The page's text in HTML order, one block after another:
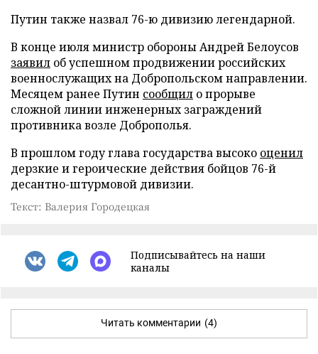
Путин также назвал 76-ю дивизию легендарной.
В конце июля министр обороны Андрей Белоусов
заявил об успешном продвижении российских
военнослужащих на Добропольском направлении.
Месяцем ранее Путин сообщил о прорыве
сложной линии инженерных заграждений
противника возле Доброполья.
В прошлом году глава государства высоко оценил
дерзкие и героические действия бойцов 76-й
десантно-штурмовой дивизии.
Текст: Валерия Городецкая
Подписывайтесь на наши
каналы
Читать комментарии (4)